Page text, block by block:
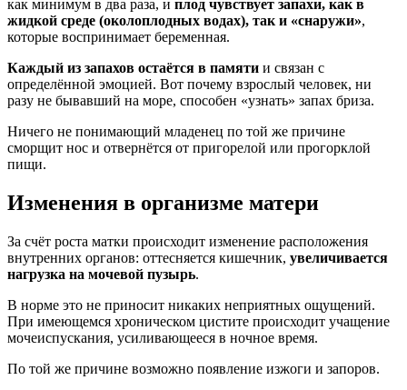
как минимум в два раза, и плод чувствует запахи, как в
жидкой среде (околоплодных водах), так и «снаружи»,
которые воспринимает беременная.
Каждый из запахов остаётся в памяти и связан с
определённой эмоцией. Вот почему взрослый человек, ни
разу не бывавший на море, способен «узнать» запах бриза.
Ничего не понимающий младенец по той же причине
сморщит нос и отвернётся от пригорелой или прогорклой
пищи.
Изменения в организме матери
За счёт роста матки происходит изменение расположения
внутренних органов: оттесняется кишечник, увеличивается
нагрузка на мочевой пузырь.
В норме это не приносит никаких неприятных ощущений.
При имеющемся хроническом цистите происходит учащение
мочеиспускания, усиливающееся в ночное время.
По той же причине возможно появление изжоги и запоров.